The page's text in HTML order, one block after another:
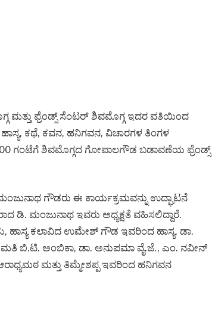
ಮತ್ತು ಫ್ರೆಂಡ್ಸ್ ಸೆಂಟರ್ ಶಿವಮೊಗ್ಗ ಇದರ ವತಿಯಿಂದ
ಕಥೆ, ಕವನ, ಹನಿಗವನ, ವಿಚಾರಗಳ ತಿಂಗಳ
ಗಂಟೆಗೆ ಶಿವಮೊಗ್ಗದ ಗೋಪಾಲಗೌಡ ಬಡಾವಣೆಯ ಫ್ರೆಂಡ್ಸ್
ಗೌಡರು ಈ ಕಾರ್ಯಕ್ರಮವನ್ನು ಉದ್ಘಾಟನೆ
ಡಿ. ಮಂಜುನಾಥ ಇವರು ಅಧ್ಯಕ್ಷತೆ ವಹಿಸಲಿದ್ದಾರೆ.
ಹಾಸ್ಯ ಕಲಾವಿದ ಉಮೇಶ್ ಗೌಡ ಇವರಿಂದ ಹಾಸ್ಯ, ಡಾ.
ಬಿ.ಟಿ. ಅಂಬಿಕಾ, ಡಾ. ಅನುಪಮಾ ವೈ.ಜೆ., ಎಂ. ನವೀನ್
ಮತ್ತು ತಿಮ್ಮೇಶಪ್ಪ ಇವರಿಂದ ಹನಿಗವನ